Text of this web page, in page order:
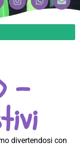
–
divertendosi con